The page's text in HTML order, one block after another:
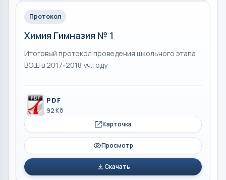
Протокол
Химия Гимназия № 1
Итоговый протокол проведения школьного этапа
ВОШ в 2017-2018 уч.году
PDF
92 Кб
Карточка
Просмотр
Скачать